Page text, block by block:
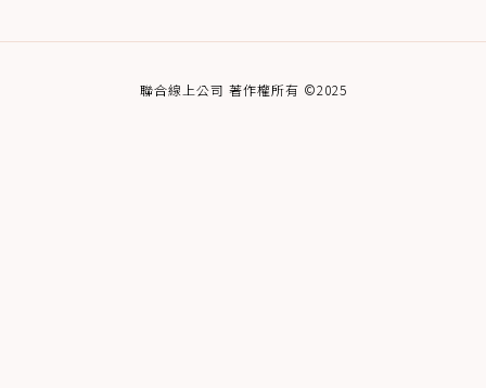
聯合線上公司 著作權所有 ©2025